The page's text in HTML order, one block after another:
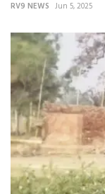
RV9 NEWS Jun 5, 2025